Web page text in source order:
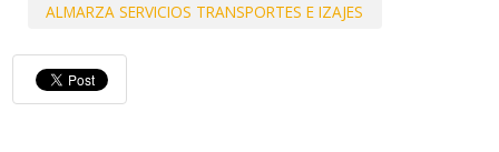
ALMARZA SERVICIOS TRANSPORTES E IZAJES